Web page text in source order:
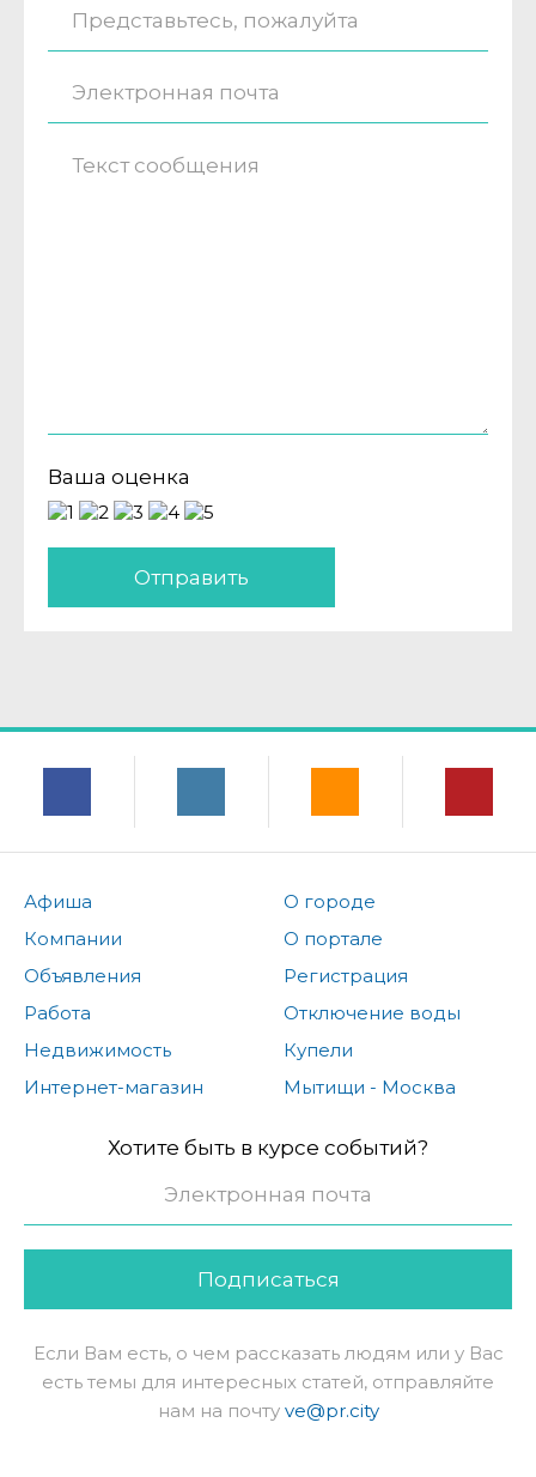
Ваша оценка
Отправить
Афиша
Компании
Объявления
Работа
Недвижимость
Интернет-магазин
О городе
О портале
Регистрация
Отключение воды
Купели
Мытищи - Москва
Хотите быть в курсе событий?
Подписаться
Если Вам есть, о чем рассказать людям или у Вас
есть темы для интересных статей, отправляйте
нам на почту ve@pr.city